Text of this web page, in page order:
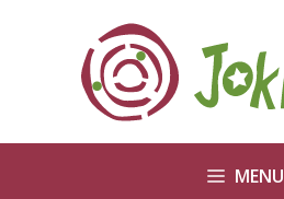
MENU